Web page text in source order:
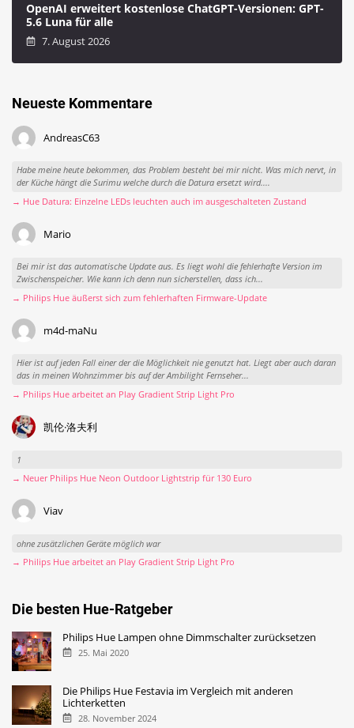
OpenAI erweitert kostenlose ChatGPT-Versionen: GPT-
5.6 Luna für alle
7. August 2026
Neueste Kommentare
AndreasC63
Habe meine heute bekommen, das Problem besteht bei mir nicht. Was mich nervt, in
der Küche hängt die Surimu welche durch die Datura ersetzt wird....
→ Hue Datura: Einzelne LEDs leuchten auch im ausgeschalteten Zustand
Mario
Bei mir ist das automatische Update aus. Es liegt wohl die fehlerhafte Version im
Zwischenspeicher. Wie kann ich denn nun sicherstellen, dass ich...
→ Philips Hue äußerst sich zum fehlerhaften Firmware-Update
m4d-maNu
Hier ist auf jeden Fall einer der die Möglichkeit nie genutzt hat. Liegt aber auch daran
das in meinen Wohnzimmer bis auf der Ambilight Fernseher...
→ Philips Hue arbeitet an Play Gradient Strip Light Pro
凯伦·洛夫利
1
→ Neuer Philips Hue Neon Outdoor Lightstrip für 130 Euro
Viav
ohne zusätzlichen Geräte möglich war
→ Philips Hue arbeitet an Play Gradient Strip Light Pro
Die besten Hue-Ratgeber
Philips Hue Lampen ohne Dimmschalter zurücksetzen
25. Mai 2020
Die Philips Hue Festavia im Vergleich mit anderen
Lichterketten
28. November 2024